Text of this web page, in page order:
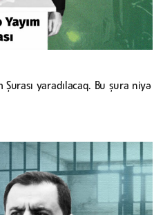
yaradılacaq. Bu şura niyə